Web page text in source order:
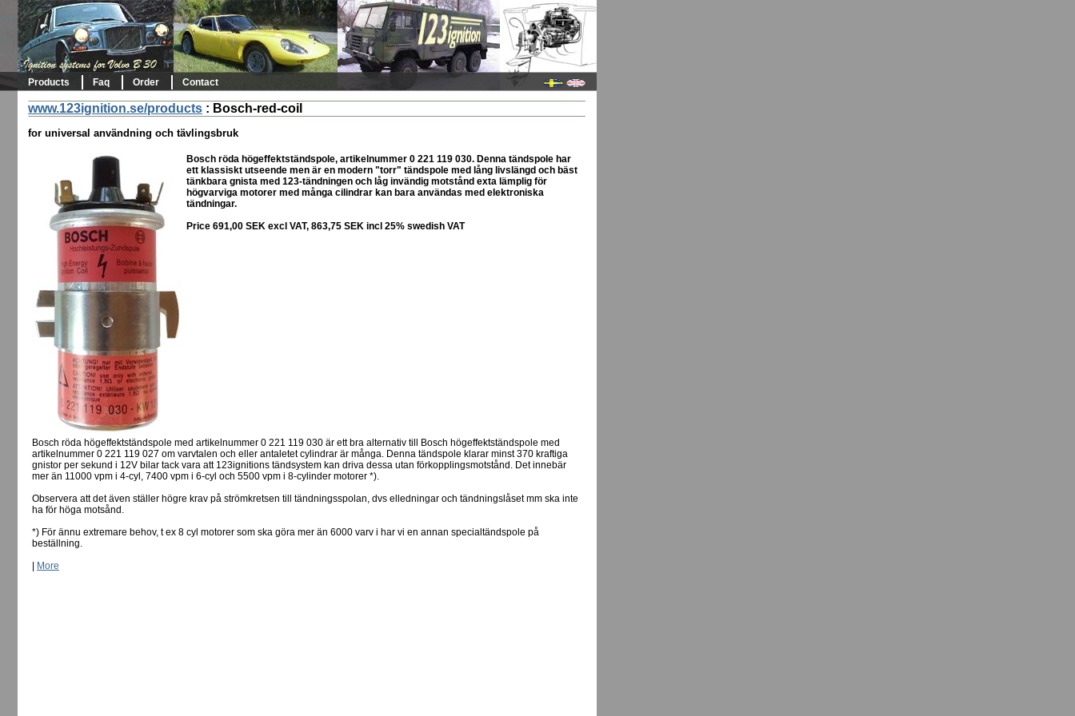
Products Faq Order Contact
www.123ignition.se/products : Bosch-red-coil
for universal användning och tävlingsbruk
Bosch röda högeffektständspole, artikelnummer 0 221 119 030. Denna tändspole har
ett klassiskt utseende men är en modern "torr" tändspole med lång livslängd och bäst
tänkbara gnista med 123-tändningen och låg invändig motstånd exta lämplig för
högvarviga motorer med många cilindrar kan bara användas med elektroniska
tändningar.
Price 691,00 SEK excl VAT, 863,75 SEK incl 25% swedish VAT
Bosch röda högeffektständspole med artikelnummer 0 221 119 030 är ett bra alternativ till Bosch högeffektständspole med
artikelnummer 0 221 119 027 om varvtalen och eller antaletet cylindrar är många. Denna tändspole klarar minst 370 kraftiga
gnistor per sekund i 12V bilar tack vara att 123ignitions tändsystem kan driva dessa utan förkopplingsmotstånd. Det innebär
mer än 11000 vpm i 4-cyl, 7400 vpm i 6-cyl och 5500 vpm i 8-cylinder motorer *).
Observera att det även ställer högre krav på strömkretsen till tändningsspolan, dvs elledningar och tändningslåset mm ska inte
ha för höga motsånd.
*) För ännu extremare behov, t ex 8 cyl motorer som ska göra mer än 6000 varv i har vi en annan specialtändspole på
beställning.
More